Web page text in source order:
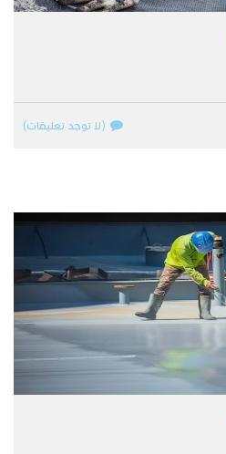
(لا توجد تعليقات)